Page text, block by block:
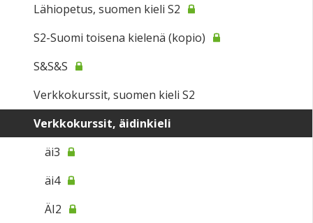
Lähiopetus, suomen kieli S2
S2-Suomi toisena kielenä (kopio)
S&S&S
Verkkokurssit, suomen kieli S2
Verkkokurssit, äidinkieli
äi3
äi4
ÄI2